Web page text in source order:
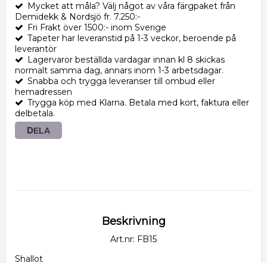
Mycket att måla? Välj något av våra färgpaket från
Demidekk & Nordsjö fr. 7.250:-
Fri Frakt över 1500:- inom Sverige
Tapeter har leveranstid på 1-3 veckor, beroende på
leverantör
Lagervaror beställda vardagar innan kl 8 skickas
normalt samma dag, annars inom 1-3 arbetsdagar.
Snabba och trygga leveranser till ombud eller
hemadressen
Trygga köp med Klarna. Betala med kort, faktura eller
delbetala.
DELA
Beskrivning
Art.nr: FB15
Shallot